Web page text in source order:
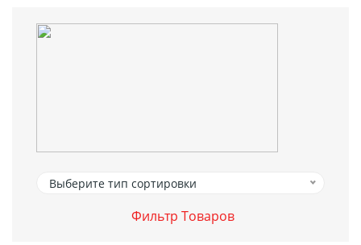
Выберите тип сортировки
Фильтр Товаров